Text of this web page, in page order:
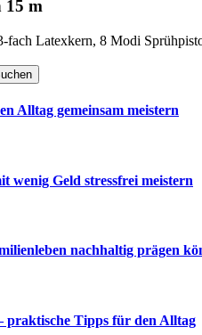
15 m
fach Latexkern, 8 Modi
Alltag gemeinsam meistern
wenig Geld stressfrei meistern
nachhaltig prägen
praktische Tipps für den Alltag